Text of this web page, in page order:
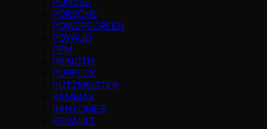
PORSCHE
POWERSCREEN
POYAUD
PPM
PRINOTH
PURFLUX
PUTZMEISTER
RAMMAX
RANSOMES
RENAULT